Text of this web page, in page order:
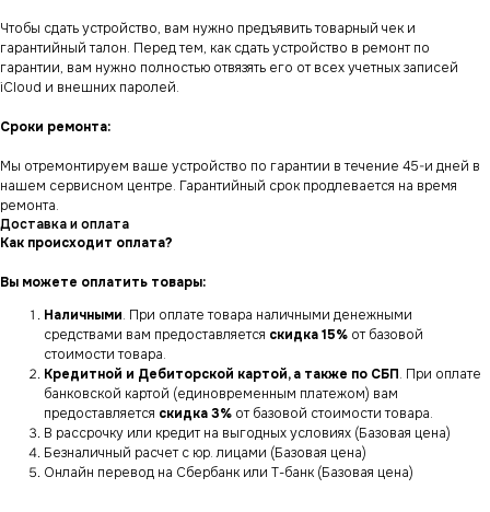
Чтобы сдать устройство, вам нужно предъявить товарный чек и
гарантийный талон. Перед тем, как сдать устройство в ремонт по
гарантии, вам нужно полностью отвязять его от всех учетных записей
iCloud и внешних паролей.
Сроки ремонта:
Мы отремонтируем ваше устройство по гарантии в течение 45-и дней в
нашем сервисном центре. Гарантийный срок продлевается на время
ремонта.
Доставка и оплата
Как происходит оплата?
Вы можете оплатить товары:
Наличными. При оплате товара наличными денежными
средствами вам предоставляется скидка 15% от базовой
стоимости товара.
Кредитной и Дебиторской картой, а также по СБП. При оплате
банковской картой (единовременным платежом) вам
предоставляется скидка 3% от базовой стоимости товара.
В рассрочку или кредит на выгодных условиях (Базовая цена)
Безналичный расчет с юр. лицами (Базовая цена)
Онлайн перевод на Сбербанк или Т-банк (Базовая цена)